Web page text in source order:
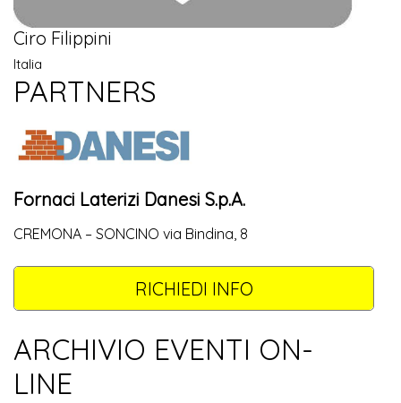
Ciro Filippini
Italia
PARTNERS
Fornaci Laterizi Danesi S.p.A.
CREMONA – SONCINO via Bindina, 8
RICHIEDI INFO
ARCHIVIO EVENTI ON-
LINE